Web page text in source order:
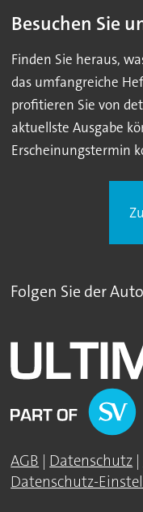
Besuchen Sie
Finden Sie heraus,
das umfangreiche
profitieren Sie von
aktuellste Ausgabe
Erscheinungstermin
Folgen Sie der
AGB | Datenschutz |
Datenschutz-